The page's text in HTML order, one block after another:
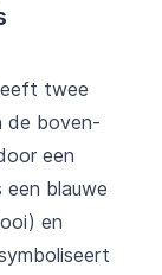
twee
de boven-
een
blauwe
en